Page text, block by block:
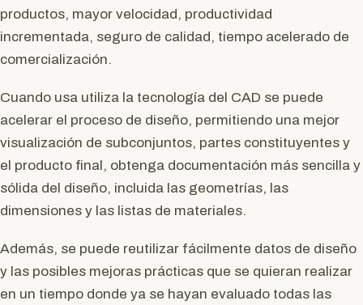
productos, mayor velocidad, productividad
incrementada, seguro de calidad, tiempo acelerado de
comercialización.
Cuando usa utiliza la tecnología del CAD se puede
acelerar el proceso de diseño, permitiendo una mejor
visualización de subconjuntos, partes constituyentes y
el producto final, obtenga documentación más sencilla y
sólida del diseño, incluida las geometrías, las
dimensiones y las listas de materiales.
Además, se puede reutilizar fácilmente datos de diseño
y las posibles mejoras prácticas que se quieran realizar
en un tiempo donde ya se hayan evaluado todas las